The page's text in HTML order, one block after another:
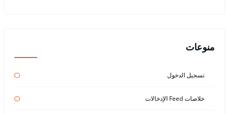
منوعات
تسجيل الدخول
خلاصات Feed الإدخالات